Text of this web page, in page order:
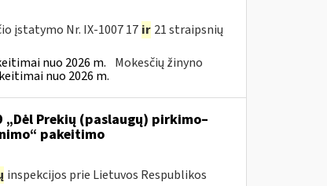
įstatymo Nr. IX-1007 17 ir 21 straipsnių
nuo 2026 m. Mokesčių žinyno
nuo 2026 m.
„Dėl Prekių (paslaugų) pirkimo–
pakeitimo
inspekcijos prie Lietuvos Respublikos